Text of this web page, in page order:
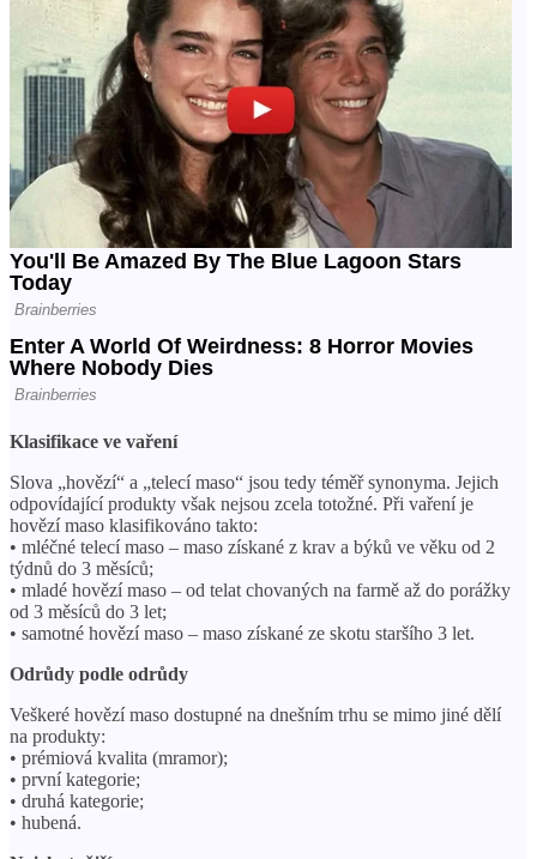
Klasifikace ve vaření
Slova „hovězí“ a „telecí maso“ jsou tedy téměř synonyma. Jejich
odpovídající produkty však nejsou zcela totožné. Při vaření je
hovězí maso klasifikováno takto:
• mléčné telecí maso – maso získané z krav a býků ve věku od 2
týdnů do 3 měsíců;
• mladé hovězí maso – od telat chovaných na farmě až do porážky
od 3 měsíců do 3 let;
• samotné hovězí maso – maso získané ze skotu staršího 3 let.
Odrůdy podle odrůdy
Veškeré hovězí maso dostupné na dnešním trhu se mimo jiné dělí
na produkty:
• prémiová kvalita (mramor);
• první kategorie;
• druhá kategorie;
• hubená.